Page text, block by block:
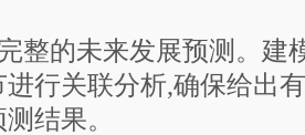
的未来发展预测。建
行关联分析,确保给出
结果。